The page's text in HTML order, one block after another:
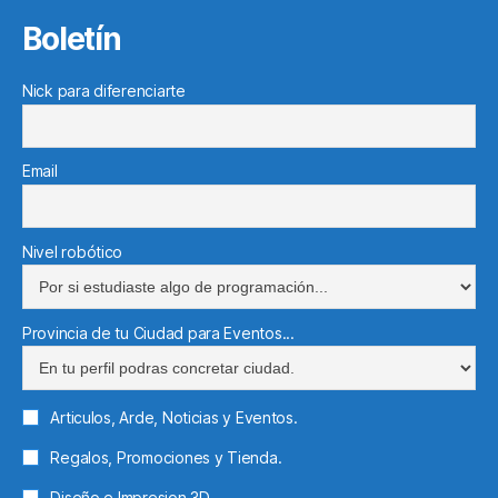
Boletín
Nick para diferenciarte
Email
Nivel robótico
Provincia de tu Ciudad para Eventos...
Articulos, Arde, Noticias y Eventos.
Regalos, Promociones y Tienda.